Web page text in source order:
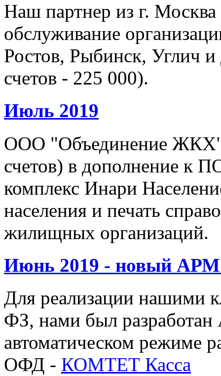
Наш партнер из г.
обслуживание
Ростов, Рыбинск, Углич
счетов - 225 000).
Июль 2019
ООО "Объединение ЖКХ"
счетов) в дополнение к
комплекс Инари
населения и печать
жилищных организаций.
Июнь 2019 - новый
Для реализации нашими
ФЗ, нами был
автоматическом режиме
ОФД - КОМТЕТ Касса